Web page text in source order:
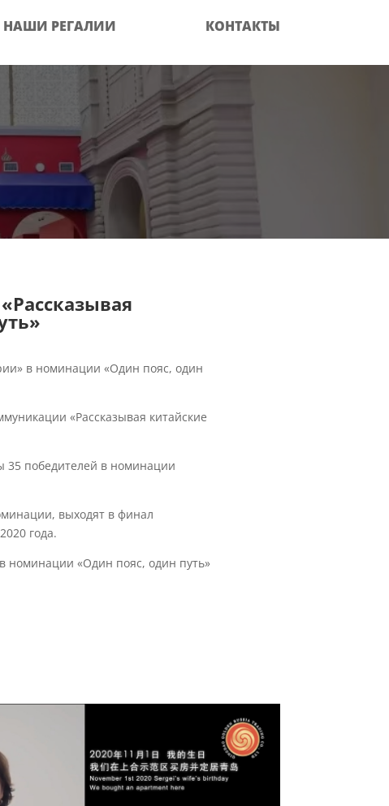
НАШИ РЕГАЛИИ КОНТАКТЫ
в номинации «Один пояс, один
«Рассказывая китайские
победителей в номинации
выходят в финал
года.
номинации «Один пояс, один путь»